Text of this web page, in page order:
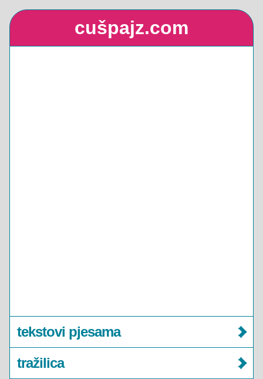
cušpajz.com
tekstovi pjesama
tražilica